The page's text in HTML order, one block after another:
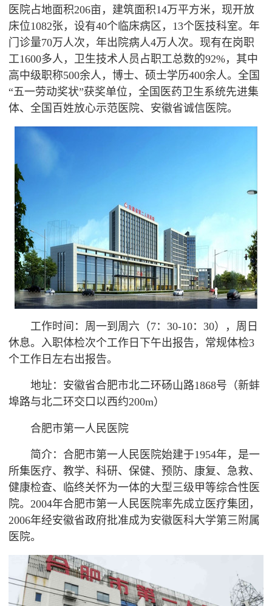
医院占地面积206亩，建筑面积14万平方米，现开放
床位1082张，设有40个临床病区，13个医技科室。年
门诊量70万人次，年出院病人4万人次。现有在岗职
工1600多人，卫生技术人员占职工总数的92%，其中
高中级职称500余人，博士、硕士学历400余人。全国
“五一劳动奖状”获奖单位，全国医药卫生系统先进集
体、全国百姓放心示范医院、安徽省诚信医院。
工作时间：周一到周六（7：30-10：30），周日
休息。 入职体检次个工作日下午出报告，常规体检3
个工作日左右出报告。
地址：安徽省合肥市北二环砀山路1868号（新蚌
埠路与北二环交口以西约200m）
合肥市第一人民医院
简介：合肥市第一人民医院始建于1954年，是一
所集医疗、教学、科研、保健、预防、康复、急救、
健康检查、临终关怀为一体的大型三级甲等综合性医
院。2004年合肥市第一人民医院率先成立医疗集团，
2006年经安徽省政府批准成为安徽医科大学第三附属
医院。